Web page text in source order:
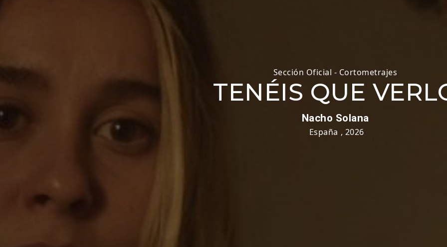
Sección Oficial - Cortometrajes
TENÉIS QUE
Nacho Solana
España , 2026